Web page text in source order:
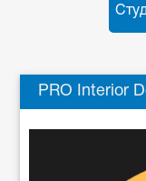
PRO Interior